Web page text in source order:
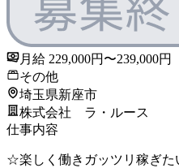
月給 229,000円〜239,000円
その他
埼玉県新座市
株式会社 ラ・ルース
仕事内容
☆楽しく働きガッツリ稼ぎ